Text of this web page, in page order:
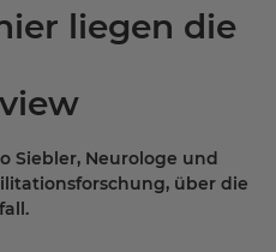
liegen die
Siebler, Neurologe und
über die